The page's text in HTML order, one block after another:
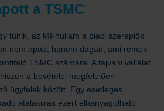
a TSMC
tűnik, az MI-hullám a piaci szereplők
nem apad, hanem dagad, ami remek
TSMC számára. A tajvani vállalat
a bevételei megfelelően
ügyfelek között. Egy esetleges
átalakulás ezért elhanyagolható